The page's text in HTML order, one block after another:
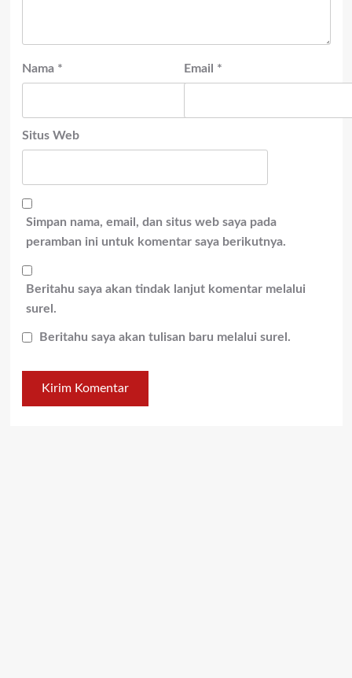
Nama * Email *
Situs Web
Simpan nama, email, dan situs web saya pada
peramban ini untuk komentar saya berikutnya.
Beritahu saya akan tindak lanjut komentar melalui
surel.
Beritahu saya akan tulisan baru melalui surel.